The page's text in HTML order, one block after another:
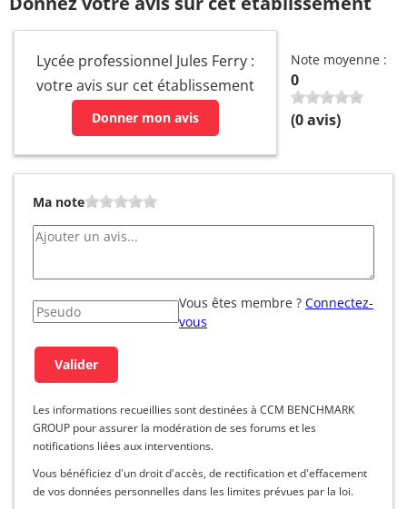
Lycée professionnel Jules Ferry :
votre avis sur cet établissement
Donner mon avis
Note moyenne :
0
(0avis)
Ma note
Vous êtes membre ? Connectez-
vous
Les informations recueillies sont destinées à CCM BENCHMARK
GROUP pour assurer la modération de ses forums et les
notifications liées aux interventions.
Vous bénéficiez d'un droit d'accès, de rectification et d'effacement
de vos données personnelles dans les limites prévues par la loi.